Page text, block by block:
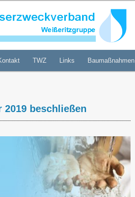
TWZ Links Baumaßnahmen
beschließen